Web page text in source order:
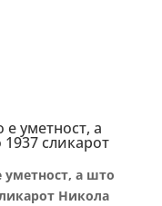
уметност, а
сликарот
уметност, а што
Никола